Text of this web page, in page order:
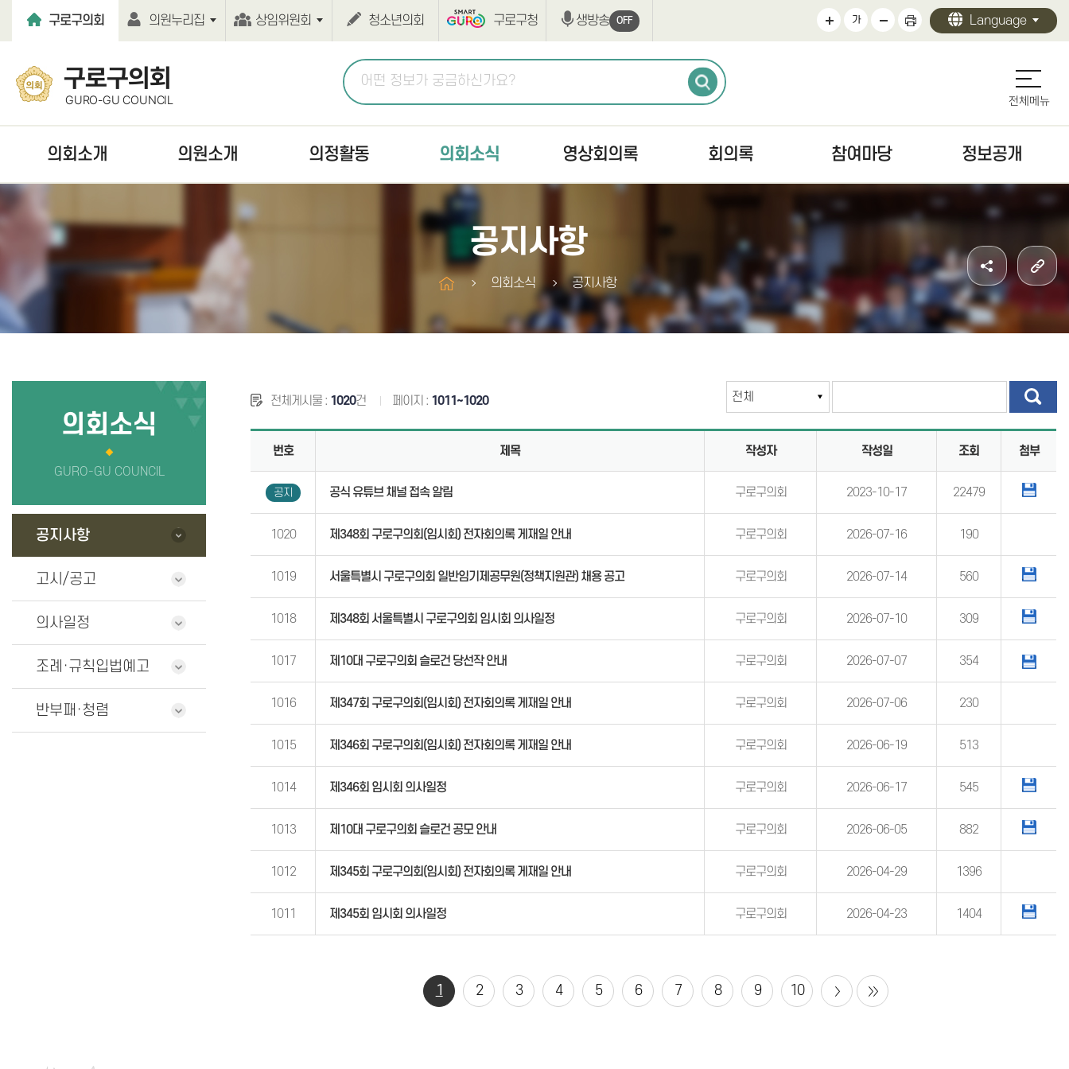
구로구의회
의원누리집 상임위원회 청소년의회 구로구청 생방송 OFF 가 Language
구로구의회
GURO-GU COUNCIL
의회소개
의회연혁
의회기능
의회사무국
청사안내
의원소개
역대의원
의원윤리강령
의원행동강령
의정활동
의회간행물
의회소식
공지사항
고시/공고
의사일정
조례·규칙입법예고
영상회의록
본회의
상임위원회
구정질문
회의록
구정질문
부록검색
참여마당
청원/진정 안내
주민조례청구안내
방청·견학
의회용어사전
통합검색
정보공개
정보공개 안내
의원 활동
의회 사무
전체메뉴
의회소식
GURO-GU COUNCIL
공지사항
고시/공고
의사일정
조례·규칙입법예고
반부패·청렴
공지사항
의회소식 공지사항
전체게시물 : 1020건 페이지 : 1011~1020
번호 제목 작성자 작성일 조회 첨부
공지 공식 유튜브 채널 접속 알림 구로구의회 2023-10-17 22479
1020 제348회 구로구의회(임시회) 전자회의록 게재일 안내 구로구의회 2026-07-16 190
1019 서울특별시 구로구의회 일반임기제공무원(정책지원관) 채용 공고 구로구의회 2026-07-14 560
1018 제348회 서울특별시 구로구의회 임시회 의사일정 구로구의회 2026-07-10 309
1017 제10대 구로구의회 슬로건 당선작 안내 구로구의회 2026-07-07 354
1016 제347회 구로구의회(임시회) 전자회의록 게재일 안내 구로구의회 2026-07-06 230
1015 제346회 구로구의회(임시회) 전자회의록 게재일 안내 구로구의회 2026-06-19 513
1014 제346회 임시회 의사일정 구로구의회 2026-06-17 545
1013 제10대 구로구의회 슬로건 공모 안내 구로구의회 2026-06-05 882
1012 제345회 구로구의회(임시회) 전자회의록 게재일 안내 구로구의회 2026-04-29 1396
1011 제345회 임시회 의사일정 구로구의회 2026-04-23 1404
1 2 3 4 5 6 7 8 9 10